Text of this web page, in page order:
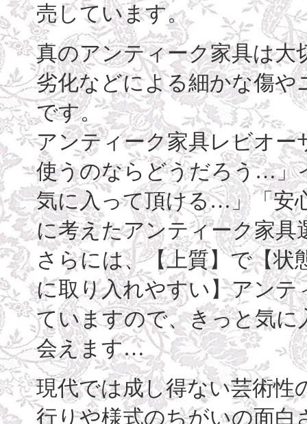
売しています。
真のアンティーク家具は大
劣化などによる細かな傷
です。
アンティーク家具レビオー
使うのならどうだろう…」
気に入って頂ける…」「安
に考えたアンティーク家具
さらには、【上質】で【状
に取り入れやすい】アン
ていますので、きっと気
会えます…
現代では成し得ない芸術性
行りや様式のちがいの面白